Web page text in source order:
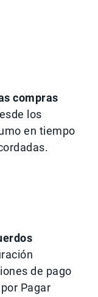
compras
los
en tiempo
de pago
Pagar